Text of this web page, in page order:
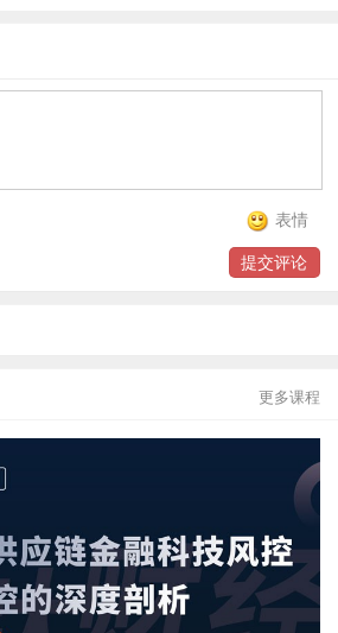
迪汽车销售公司总经理赵长江调任
目，负责该项目的筹建工作。
向打造一个全新的高端智能电动汽
的岚图、北汽新能源的ARCFOX、
汽联合阿里推出的智己汽车，各家
术已经超越了合资品牌；在车机方
。”在中国汽车重庆论坛上，比亚
福表示道。
来源：比亚迪官方
表情
提交评论
更多课程